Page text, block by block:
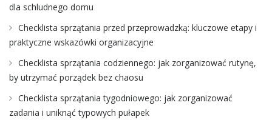
dla schludnego domu
Checklista sprzątania przed przeprowadzką: kluczowe etapy i
praktyczne wskazówki organizacyjne
Checklista sprzątania codziennego: jak zorganizować rutynę,
by utrzymać porządek bez chaosu
Checklista sprzątania tygodniowego: jak zorganizować
zadania i uniknąć typowych pułapek